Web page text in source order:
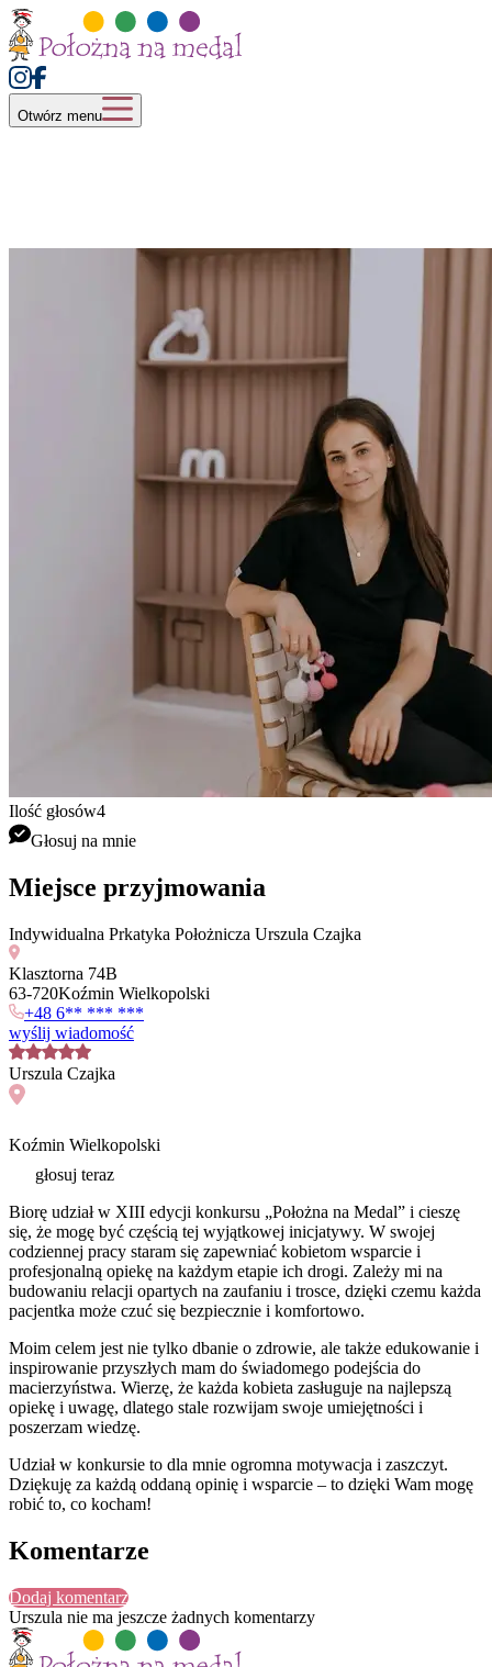
Otwórz menu
Ilość głosów4
Głosuj na mnie
Miejsce przyjmowania
Indywidualna Prkatyka Położnicza Urszula Czajka
Klasztorna 74B
63-720Koźmin Wielkopolski
+48 6** *** ***
wyślij wiadomość
Urszula Czajka
Koźmin Wielkopolski
głosuj teraz
Biorę udział w XIII edycji konkursu „Położna na Medal” i cieszę
się, że mogę być częścią tej wyjątkowej inicjatywy. W swojej
codziennej pracy staram się zapewniać kobietom wsparcie i
profesjonalną opiekę na każdym etapie ich drogi. Zależy mi na
budowaniu relacji opartych na zaufaniu i trosce, dzięki czemu każda
pacjentka może czuć się bezpiecznie i komfortowo.
Moim celem jest nie tylko dbanie o zdrowie, ale także edukowanie i
inspirowanie przyszłych mam do świadomego podejścia do
macierzyństwa. Wierzę, że każda kobieta zasługuje na najlepszą
opiekę i uwagę, dlatego stale rozwijam swoje umiejętności i
poszerzam wiedzę.
Udział w konkursie to dla mnie ogromna motywacja i zaszczyt.
Dziękuję za każdą oddaną opinię i wsparcie – to dzięki Wam mogę
robić to, co kocham!
Komentarze
Dodaj komentarz
Urszula nie ma jeszcze żadnych komentarzy